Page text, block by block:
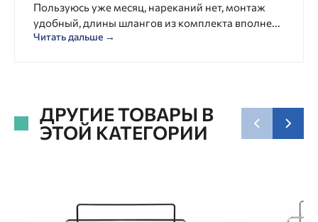
Пользуюсь уже месяц, нареканий нет, монтаж
удобный, длины шлангов из комплекта вполне...
Читать дальше →
ДРУГИЕ ТОВАРЫ В
ЭТОЙ КАТЕГОРИИ